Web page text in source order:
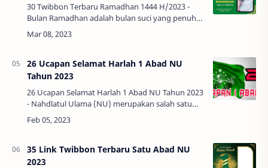
30 Twibbon Terbaru Ramadhan 1444 H/2023 -
Bulan Ramadhan adalah bulan suci yang penuh
berkah dan ampunan. Umat muslim di seluruh
dunia merayakan bulan ini dengan melakukan
26 Ucapan Selamat Harlah 1 Abad NU
Tahun 2023
26 Ucapan Selamat Harlah 1 Abad NU Tahun 2023
- Nahdlatul Ulama (NU) merupakan salah satu
organisasi Islam terbesar di dunia dan merayakan
satu abad sejarah panjang dan berwawasan …
35 Link Twibbon Terbaru Satu Abad NU
2023